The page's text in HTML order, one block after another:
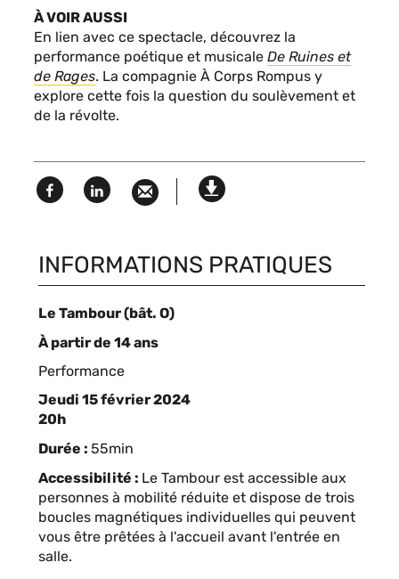
À VOIR AUSSI
En lien avec ce spectacle, découvrez la
performance poétique et musicale De Ruines et
de Rages. La compagnie À Corps Rompus y
explore cette fois la question du soulèvement et
de la révolte.
FacebookLinked
INFORMATIONS PRATIQUES
Compléments
de
lieu
Le Tambour (bât. O)
À partir de 14 ans
Type
d'événement
Performance
Jeudi 15 février 2024
Complément
date
20h
Durée : 55min
Accessibilité : Le Tambour est accessible aux
personnes à mobilité réduite et dispose de trois
boucles magnétiques individuelles qui peuvent
vous être prêtées à l'accueil avant l'entrée en
salle.